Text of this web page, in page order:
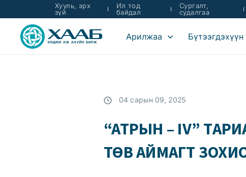
Хууль, эрх
зүй
Ил тод
байдал
Сургалт,
судалгаа
Арилжаа Бүтээгдэхүүн
04 сарын 09, 2025
“АТРЫН – IV”
ТӨВ АЙМАГТ